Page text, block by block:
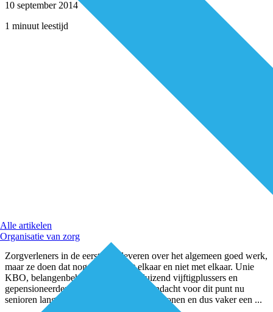
Alle artikelen
Organisatie van zorg
10 september 2014
1 minuut leestijd
Zorgverleners in de eerste lijn leveren over het algemeen goed werk,
maar ze doen dat nogal eens naast elkaar en niet met elkaar. Unie
KBO, belangenbehartiger van 200 duizend vijftigplussers en
gepensioneerden, vraagt onder meer aandacht voor dit punt nu
senioren langer zelfstandig thuis blijven wonen en dus vaker een ...